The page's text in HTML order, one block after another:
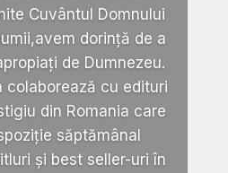
Cuvântul Domnului
dorință de a
de Dumnezeu.
colaborează cu edituri
din Romania care
săptămânal
și best seller-uri în